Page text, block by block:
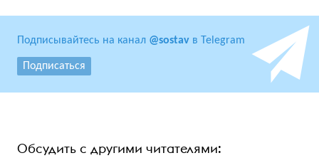
Подписывайтесь на канал @sostav в Telegram
Подписаться
Обсудить с другими читателями: